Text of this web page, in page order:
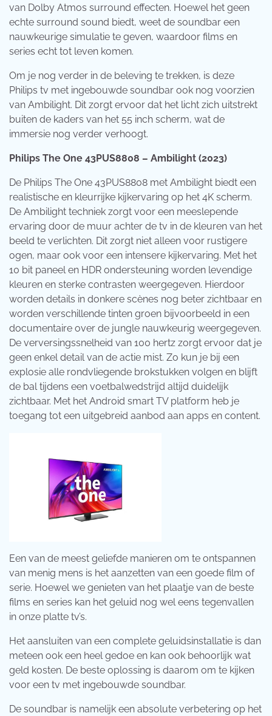
van Dolby Atmos surround effecten. Hoewel het geen
echte surround sound biedt, weet de soundbar een
nauwkeurige simulatie te geven, waardoor films en
series echt tot leven komen.
Om je nog verder in de beleving te trekken, is deze
Philips tv met ingebouwde soundbar ook nog voorzien
van Ambilight. Dit zorgt ervoor dat het licht zich uitstrekt
buiten de kaders van het 55 inch scherm, wat de
immersie nog verder verhoogt.
Philips The One 43PUS8808 – Ambilight (2023)
De Philips The One 43PUS8808 met Ambilight biedt een
realistische en kleurrijke kijkervaring op het 4K scherm.
De Ambilight techniek zorgt voor een meeslepende
ervaring door de muur achter de tv in de kleuren van het
beeld te verlichten. Dit zorgt niet alleen voor rustigere
ogen, maar ook voor een intensere kijkervaring. Met het
10 bit paneel en HDR ondersteuning worden levendige
kleuren en sterke contrasten weergegeven. Hierdoor
worden details in donkere scènes nog beter zichtbaar en
worden verschillende tinten groen bijvoorbeeld in een
documentaire over de jungle nauwkeurig weergegeven.
De verversingssnelheid van 100 hertz zorgt ervoor dat je
geen enkel detail van de actie mist. Zo kun je bij een
explosie alle rondvliegende brokstukken volgen en blijft
de bal tijdens een voetbalwedstrijd altijd duidelijk
zichtbaar. Met het Android smart TV platform heb je
toegang tot een uitgebreid aanbod aan apps en content.
Een van de meest geliefde manieren om te ontspannen
van menig mens is het aanzetten van een goede film of
serie. Hoewel we genieten van het plaatje van de beste
films en series kan het geluid nog wel eens tegenvallen
in onze platte tv’s.
Het aansluiten van een complete geluidsinstallatie is dan
meteen ook een heel gedoe en kan ook behoorlijk wat
geld kosten. De beste oplossing is daarom om te kijken
voor een tv met ingebouwde soundbar.
De soundbar is namelijk een absolute verbetering op het